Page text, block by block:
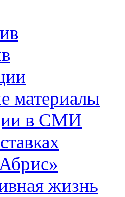
материалы
в СМИ
жизнь